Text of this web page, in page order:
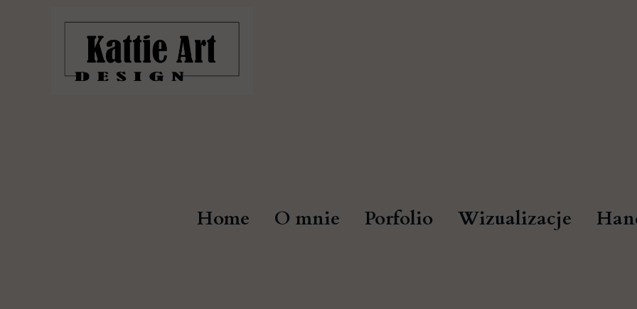
Home O mnie Porfolio Wizualizacje